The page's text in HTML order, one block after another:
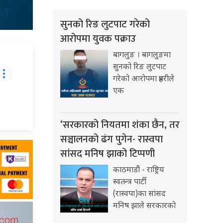
सुनको रिङ लुटपाट गरेको
आरोपमा युवक पक्राउ
बागलुङ । बागलुङमा
सुनको रिङ लुटपाट
गरेको आरोपमा प्रहरीले
एक
‘सरकारको नियतमा शंका छैन, तर
सञ्चालनको ढंग पुगेन- रास्वपा
सांसद मनिष झाको टिप्पणी
काठमाडौं - राष्ट्रिय
स्वतन्त्र पार्टी
(रास्वपा)का सांसद
मनिष झाले सरकारको